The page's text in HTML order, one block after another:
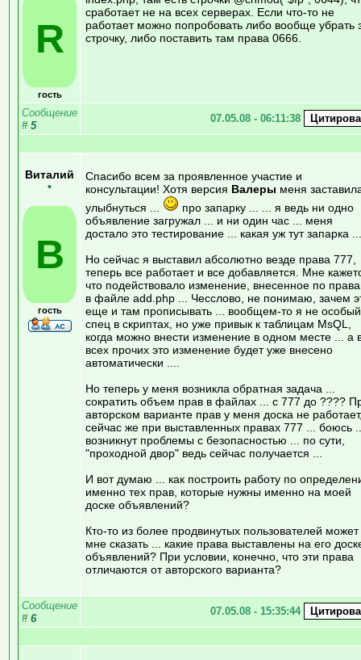
R
гость
сработает не на всех серверах. Если что-то не
работает можно попробовать либо вообще убрать
строчку, либо поставить там права 0666.
Сообщение
# 5
07.05.08 - 06:11:38
Виталий
•
В
гость
Спасибо всем за проявленное участие и
консультации! Хотя версия Валеры меня
улыбнуться ...
про запарку ... ... я ведь ни одно
объявление загружал ... и ни один час ... меня
достало это тестирование ... какая уж тут запарка ...
Но сейчас я выставил абсолютно везде права 777,
теперь все работает и все добавляется. Мне
что подействовало изменение, внесенное по
в файле add.php ... Чесслово, не понимаю, зачем
еще и там прописывать ... вообщем-то я не особый
спец в скриптах, но уже привык к таблицам MsQL,
когда можно внести изменение в одном месте ... а
всех прочих это изменение будет уже внесено
автоматически ....
Но теперь у меня возникла обратная задача ...
сократить объем прав в файлах ... с 777 до ????
авторском варианте прав у меня доска не
сейчас же при выставленных правах 777 ... боюсь
возникнут проблемы с безопасностью ... по сути,
"проходной двор" ведь сейчас получается ...
И вот думаю ... как построить работу по
именно тех прав, которые нужны именно на моей
доске объявлений?
Кто-то из более продвинутых пользователей может
мне сказать ... какие права выставлены на его
объявлений? При условии, конечно, что эти права
отличаются от авторского варианта?
Сообщение
# 6
07.05.08 - 15:35:44